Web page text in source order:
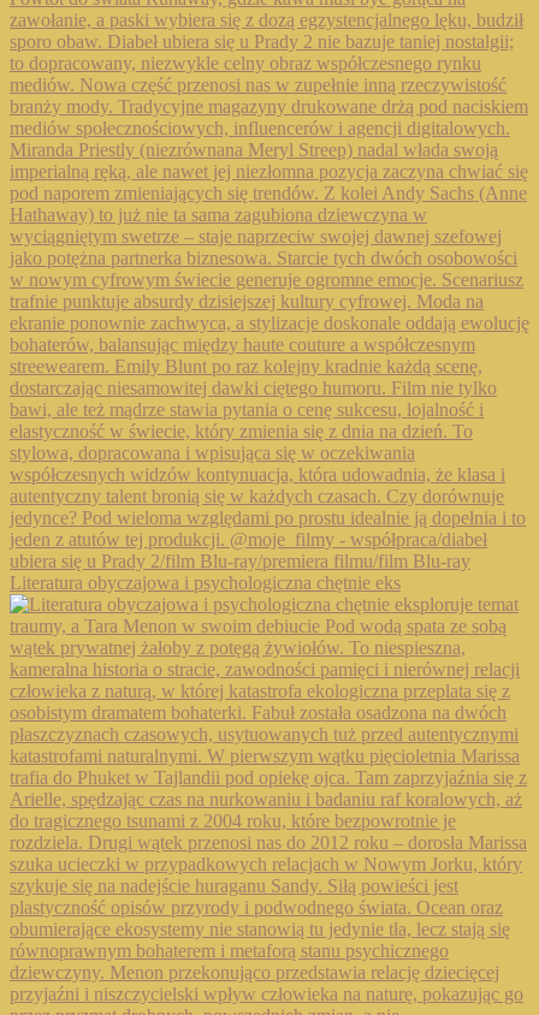
Literatura obyczajowa i psychologiczna chętnie eks